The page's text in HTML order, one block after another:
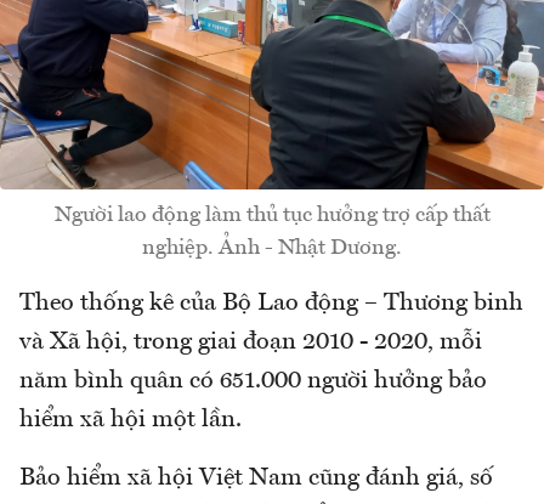
Người lao động làm thủ tục hưởng trợ cấp thất
nghiệp. Ảnh - Nhật Dương.
Theo thống kê của Bộ Lao động – Thương binh
và Xã hội, trong giai đoạn 2010 - 2020, mỗi
năm bình quân có 651.000 người hưởng bảo
hiểm xã hội một lần.
Bảo hiểm xã hội Việt Nam cũng đánh giá, số